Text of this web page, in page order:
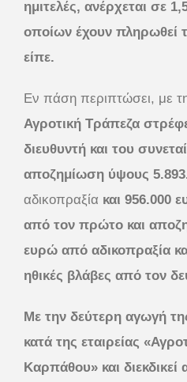
ημιτελές, ανέρχεται σε
οποίων έχουν πληρωθεί
είπε.
Εν πάση περιπτώσει, με
Αγροτική Τράπεζα
διευθυντή και του
αποζημίωση ύψους
αδικοπραξία και 956.000
από τον πρώτο και
ευρώ από αδικοπραξία
ηθικές βλάβες από τον
Με την δεύτερη αγωγή
κατά της εταιρείας
Καρπάθου» και